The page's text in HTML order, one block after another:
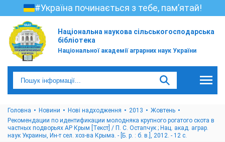
#Україна починається з тебе, пам’ятай!
Національна наукова сільськогосподарська
бібліотека
Національної академії аграрних наук України
Головна Новини Нові надходження 2013
Жовтень
Рекомендации по идентификации молодняка крупного рогатого скота в
частных подворьях АР Крым [Текст] / П. С. Остапчук ; Нац. акад. аграр.
наук Украины, Ин-т сел. хоз-ва Крыма. - [Б. р. : б. в.], 2012. - 12 с.